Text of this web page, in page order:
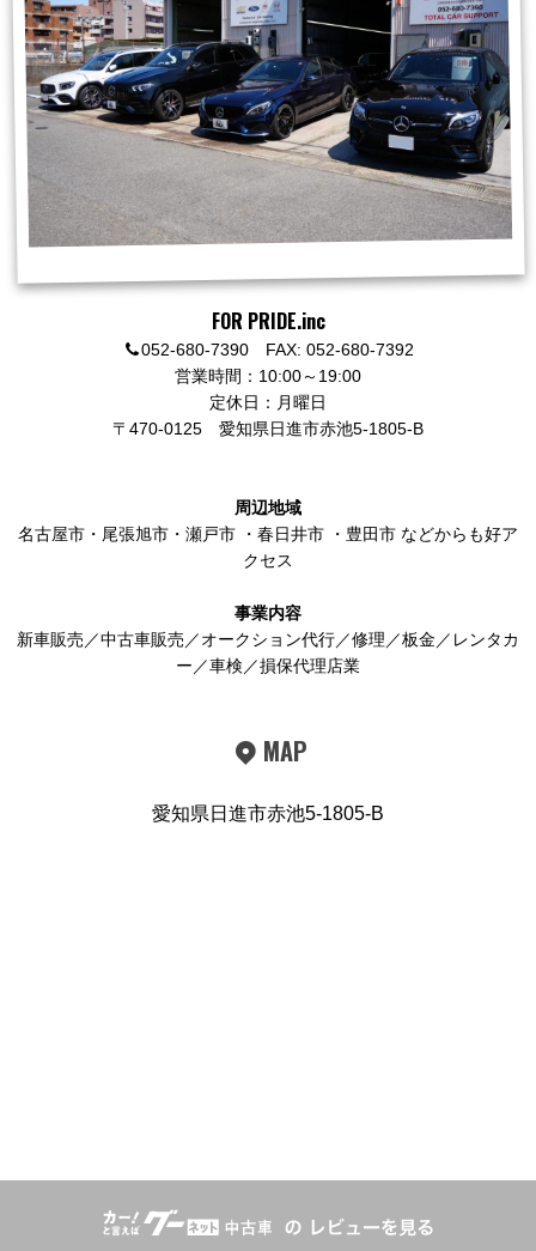
FOR PRIDE.inc
052-680-7390 FAX: 052-680-7392
営業時間：10:00～19:00
定休日：月曜日
〒470-0125 愛知県日進市赤池5-1805-B
周辺地域
名古屋市 ・ 尾張旭市 ・ 瀬戸市 ・ 春日井市 ・ 豊田市 などからも好ア
クセス
事業内容
新車販売／中古車販売／オークション代行／修理／板金／レンタカ
ー／車検／損保代理店業
MAP
愛知県日進市赤池5-1805-B